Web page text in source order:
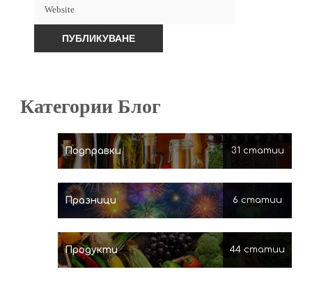
Категории Блог
Подправки 31 статии
Празници 6 статии
Продукти 44 статии